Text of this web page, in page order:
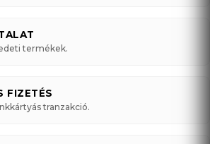
termékek.
FIZETÉS
tranzakció.